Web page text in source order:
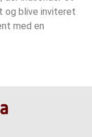
og blive inviteret
med en